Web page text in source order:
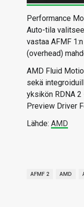
Performance
Auto-tila
vastaa AFMF
(overhead)
AMD Fluid
sekä
yksikön RDNA
Preview Driver
Lähde: AMD
AFMF 2 AMD